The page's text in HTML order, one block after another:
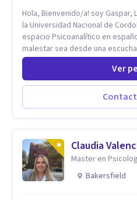
Hola, Bienvenido/a! soy
la Universidad Nacional de
espacio Psicoanalítico en
malestar sea desde una
rescatando lo singular de cada
Considero que todas las
sufrir y cada una por
espacio donde se le dará un
singulares de cada uno, para luego
investigo. Siempre en la
profesional.
Ver
Claudia
Master en
Bakersfield